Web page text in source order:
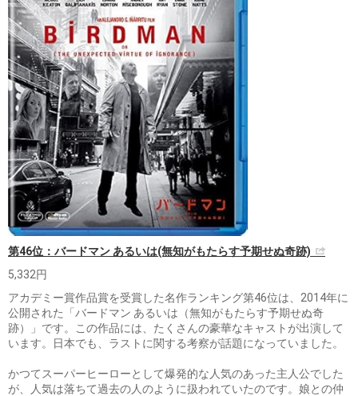
第46位：バードマン あるいは(無知がもたらす予期せぬ奇跡)
5,332円
アカデミー賞作品賞を受賞した名作ランキング第46位は、2014年に
公開された「バードマン あるいは（無知がもたらす予期せぬ奇
跡）」です。この作品には、たくさんの豪華なキャストが出演して
います。日本でも、ラストに関する考察が話題になっていました。
かつてスーパーヒーローとして爆発的な人気のあった主人公でした
が、人気は落ちて過去の人のように扱われていたのです。娘との仲